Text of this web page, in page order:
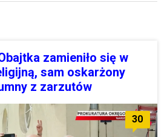
zamieniło się w
sam oskarżony
z zarzutów
30